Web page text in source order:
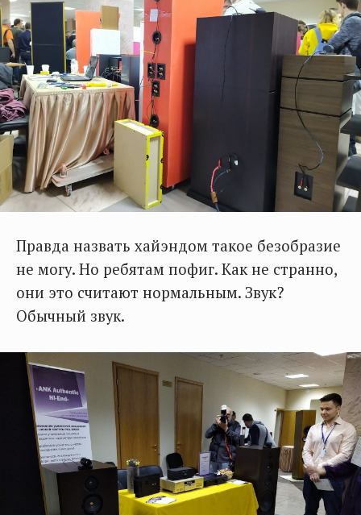
Правда назвать хайэндом такое безобразие
не могу. Но ребятам пофиг. Как не странно,
они это считают нормальным. Звук?
Обычный звук.